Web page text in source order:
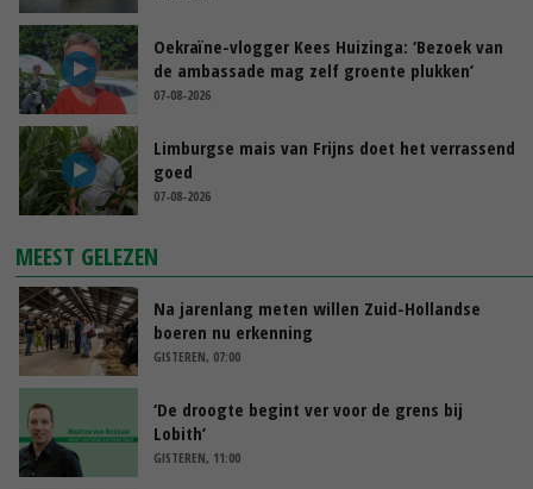
Oekraïne-vlogger Kees Huizinga: ‘Bezoek van
de ambassade mag zelf groente plukken’
07-08-2026
Limburgse mais van Frijns doet het verrassend
goed
07-08-2026
MEEST GELEZEN
Na jarenlang meten willen Zuid-Hollandse
boeren nu erkenning
GISTEREN, 07:00
‘De droogte begint ver voor de grens bij
Lobith’
GISTEREN, 11:00